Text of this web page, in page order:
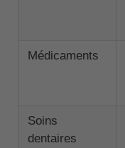
Médicaments
Soins
dentaires